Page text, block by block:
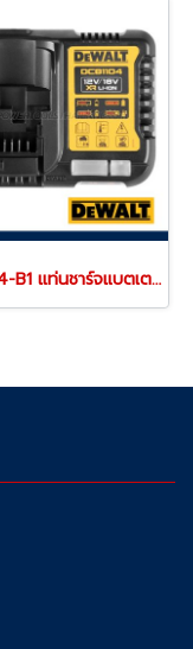
DCB1104-B1 แท่นชาร์จแบตเตอรี่ 12V/20V MAX (ใช้ชาร์จแบตเตอรี่ DEWALT ได้ทุกรุ่น) ขนาดเล็กพกพา "DEWALT" ดีวอลท์